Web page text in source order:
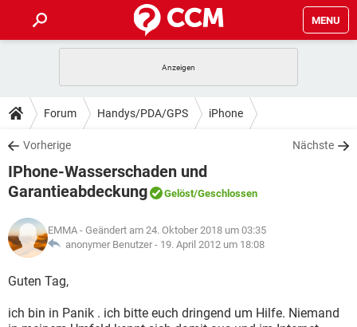
MENU
ANDROID IOS
WINDOWS 10
WHATSAPP TIKTOK
FACEBOOK HARDWARE
TIPPS & TRICKS
SPIELE STREAMING
WINDOWS 10
FACEBOOK HARDWARE
DOWNLOADS
SPIELE STREAMING
ANDROID IOS
WINDOWS 10 INSTAGRAM
WHATSAPP
FACEBOOK
FORUM
ANDROID IOS
FACEBOOK HARDWARE
LEXIKON
SPIELE
ANDROID
WINDOWS 10 INSTAGRAM
Forum Handys/PDA/GPS iPhone
Vorherige Nächste
IPhone-Wasserschaden und
Garantieabdeckung
Gelöst/Geschlossen
EMMA - Geändert am 24. Oktober 2018 um 03:35
anonymer Benutzer - 19. April 2012 um 18:08
Guten Tag,
ich bin in Panik . ich bitte euch dringend um Hilfe. Niemand